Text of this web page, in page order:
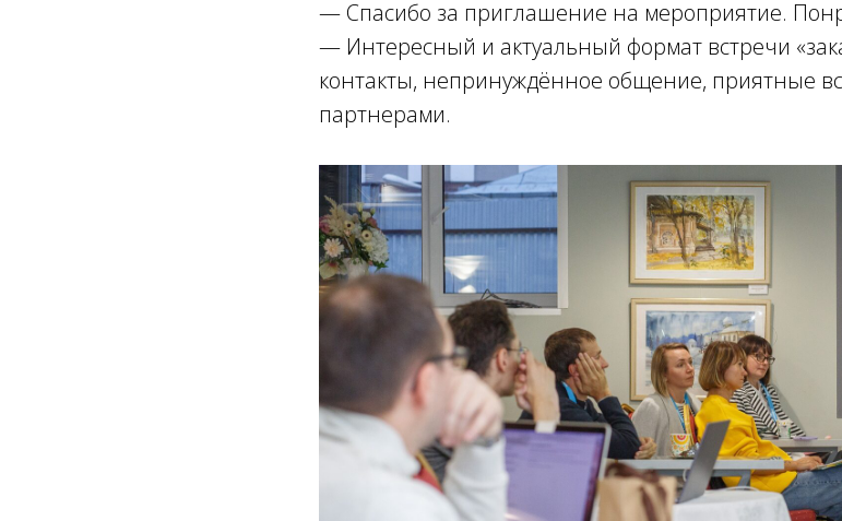
— Спасибо за приглашение на мероприятие.
— Интересный и актуальный формат встречи
контакты, непринуждённое общение, приятные
партнерами.